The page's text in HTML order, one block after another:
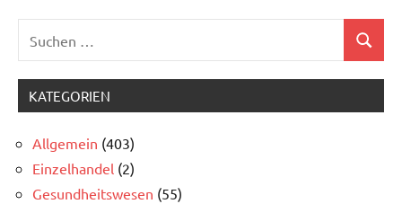
nach:
Suchen
KATEGORIEN
Allgemein (403)
Einzelhandel (2)
Gesundheitswesen (55)